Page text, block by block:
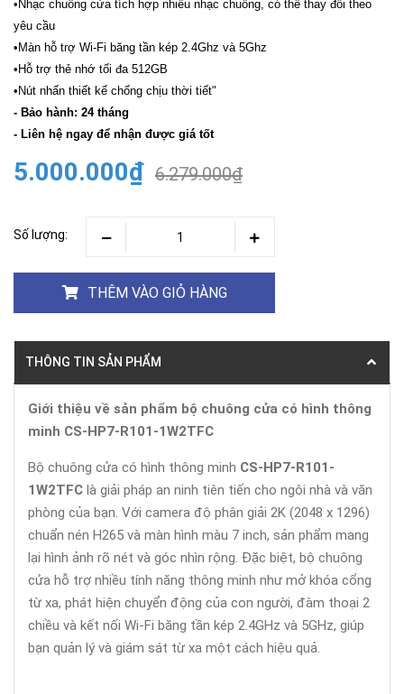
•Nhạc chuông cửa tích hợp nhiều nhạc chuông, có thể thay đổi theo
yêu cầu
•Màn hỗ trợ Wi-Fi băng tần kép 2.4Ghz và 5Ghz
•Hỗ trợ thẻ nhớ tối đa 512GB
•Nút nhấn thiết kế chống chịu thời tiết"
- Bảo hành: 24 tháng
- Liên hệ ngay để nhận được giá tốt
5.000.000₫ 6.279.000₫
Số lượng:
THÊM VÀO GIỎ HÀNG
THÔNG TIN SẢN PHẨM
Giới thiệu về sản phẩm bộ chuông cửa có hình thông
minh CS-HP7-R101-1W2TFC
Bộ chuông cửa có hình thông minh CS-HP7-R101-
1W2TFC là giải pháp an ninh tiên tiến cho ngôi nhà và văn
phòng của bạn. Với camera độ phân giải 2K (2048 x 1296)
chuẩn nén H265 và màn hình màu 7 inch, sản phẩm mang
lại hình ảnh rõ nét và góc nhìn rộng. Đặc biệt, bộ chuông
cửa hỗ trợ nhiều tính năng thông minh như mở khóa cổng
từ xa, phát hiện chuyển động của con người, đàm thoại 2
chiều và kết nối Wi-Fi băng tần kép 2.4GHz và 5GHz, giúp
bạn quản lý và giám sát từ xa một cách hiệu quả.